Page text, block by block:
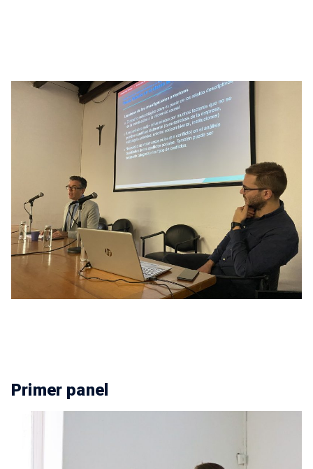
Primer panel